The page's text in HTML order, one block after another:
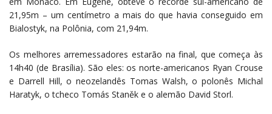
21,95m – um centímetro a mais do que havia conseguido em
Bialostyk, na Polônia, com 21,94m.
Os melhores arremessadores estarão na final, que começa às
14h40 (de Brasília). São eles: os norte-americanos Ryan Crouse
e Darrell Hill, o neozelandês Tomas Walsh, o polonês Michal
Haratyk, o tcheco Tomás Staněk e o alemão David Storl.